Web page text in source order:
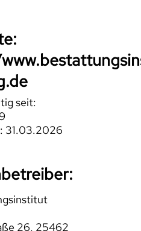
seit:
31.03.2026
26, 25462